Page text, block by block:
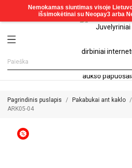
Pagrindinis puslapis Pakabukai ant kaklo
ARK05-04